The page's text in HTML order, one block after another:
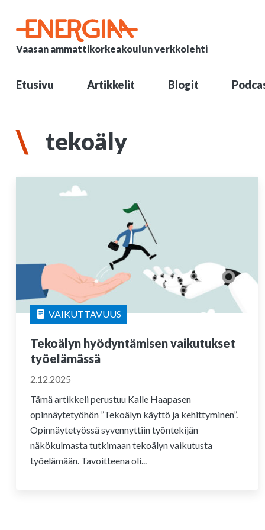
Vaasan ammattikorkeakoulun verkkolehti
Etusivu Artikkelit Blogit
tekoäly
VAIKUTTAVUUS
Tekoälyn hyödyntämisen vaikutukset
työelämässä
2.12.2025
Tämä artikkeli perustuu Kalle Haapasen
opinnäytetyöhön ”Tekoälyn käyttö ja kehittyminen”.
Opinnäytetyössä syvennyttiin työntekijän
näkökulmasta tutkimaan tekoälyn vaikutusta
työelämään. Tavoitteena oli...